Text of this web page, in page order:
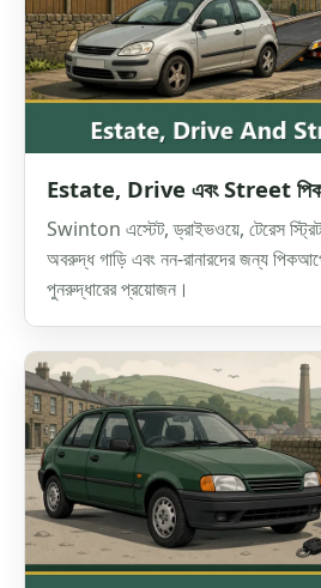
Estate, Drive এবং Street
Swinton এস্টেট, ড্রাইভওয়ে, টেরেস স্ট্রিট,
অবরুদ্ধ গাড়ি এবং নন-রানারদের জন্য
পুনরুদ্ধারের প্রয়োজন।